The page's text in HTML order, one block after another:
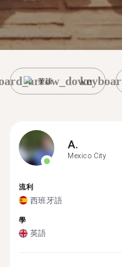
英語
A.
Mexico City
流利
西班牙語
學
英語